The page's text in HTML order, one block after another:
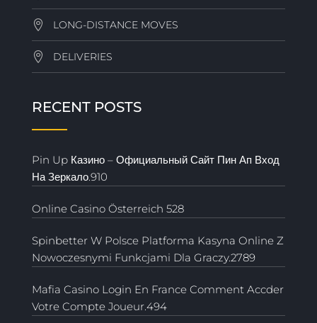
LONG-DISTANCE MOVES
DELIVERIES
RECENT POSTS
Pin Up Казино – Официальный Сайт Пин Ап Вход
На Зеркало.910
Online Casino Österreich 528
Spinbetter W Polsce Platforma Kasyna Online Z
Nowoczesnymi Funkcjami Dla Graczy.2789
Mafia Casino Login En France Comment Accder
Votre Compte Joueur.494